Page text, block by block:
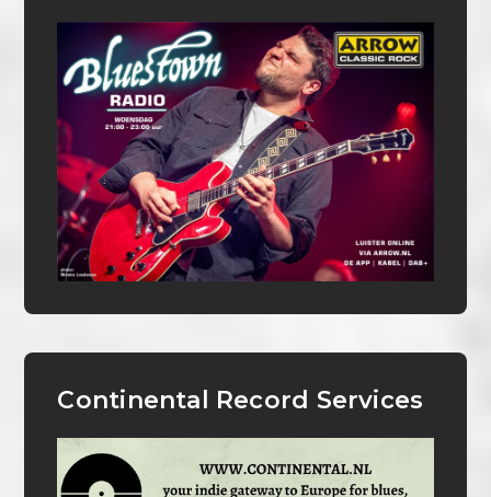
Continental Record Services